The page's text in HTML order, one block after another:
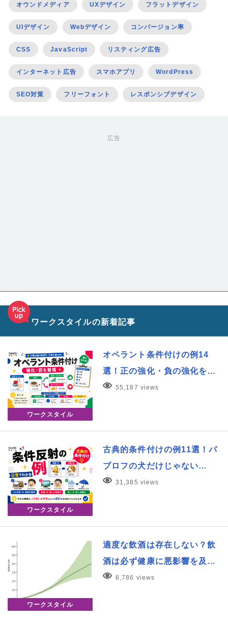
オウンドメディア UXデザイン フラットデザイン
UIデザイン Webデザイン コンバージョン率
CSS JavaScript リスティング広告
インターネット広告 スマホアプリ WordPress
SEO対策 フリーフォント レスポンシブデザイン
広告
ワークスタイルの新着記事
ワークスタイル
オペラント条件付けの例14
選！正の強化・負の強化を…
55,187 views
ワークスタイル
古典的条件付けの例11選！パ
ブロフの犬だけじゃない…
31,385 views
ワークスタイル
適度な飲酒は存在しない？飲
酒は必ず健康に悪影響を及…
6,786 views